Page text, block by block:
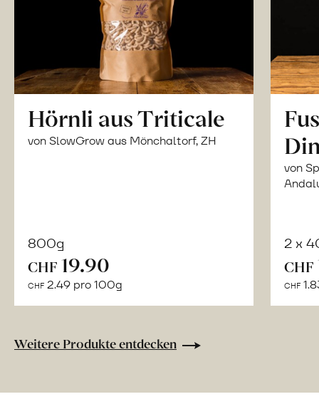
Hörnli aus Triticale
von SlowGrow aus Mönchaltorf, ZH
800g
CHF 19.90
CHF 2.49 pro 100g
von
2 x
CHF
CHF
Weitere Produkte entdecken